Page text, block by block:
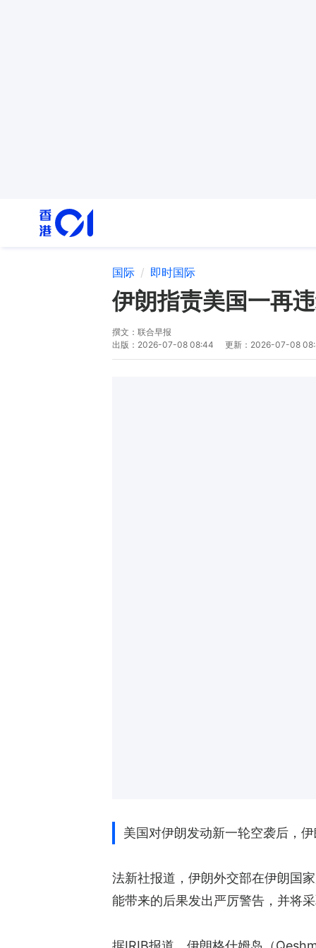
国际 即时国际
伊朗指责美国一再
撰文： 联合早报
出版： 2026-07-08 08:44 更新： 2026-07-08
美国对伊朗发动新一轮空袭后，
法新社报道，伊朗外交部在伊朗国
能带来的后果发出严厉警告，并将